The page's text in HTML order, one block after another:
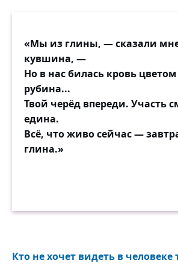
«Мы из глины, — сказали
кувшина, —
Но в нас билась кровь
рубина...
Твой черёд впереди. Участь
едина.
Всё, что живо сейчас —
глина.»
Кто не хочет видеть в